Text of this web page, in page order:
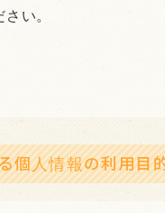
い。
個人情報の利用目